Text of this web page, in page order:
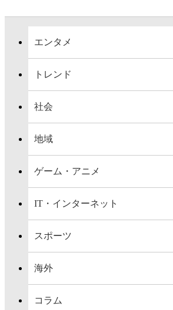
エンタメ
トレンド
社会
地域
ゲーム・アニメ
IT・インターネット
スポーツ
海外
コラム